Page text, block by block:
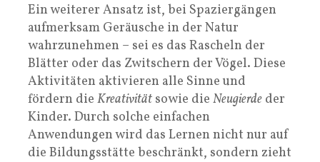
Ein weiterer Ansatz ist, bei Spaziergängen
aufmerksam Geräusche in der Natur
wahrzunehmen – sei es das Rascheln der
Blätter oder das Zwitschern der Vögel. Diese
Aktivitäten aktivieren alle Sinne und
fördern die Kreativität sowie die Neugierde der
Kinder. Durch solche einfachen
Anwendungen wird das Lernen nicht nur auf
die Bildungsstätte beschränkt, sondern zieht